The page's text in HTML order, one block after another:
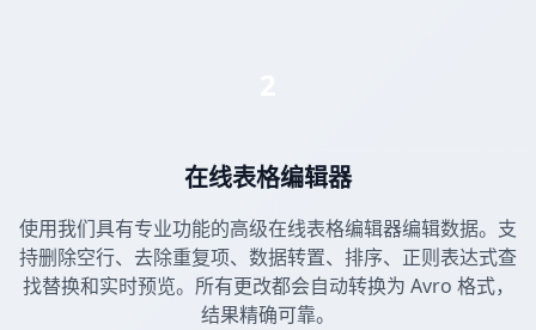
在线表格编辑器
使用我们具有专业功能的高级在线表格编辑器编辑数据。支
持删除空行、去除重复项、数据转置、排序、正则表达式查
找替换和实时预览。所有更改都会自动转换为 Avro 格式，
结果精确可靠。